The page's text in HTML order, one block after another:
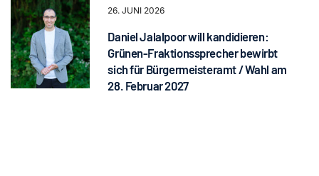
26. JUNI 2026
Daniel Jalalpoor will kandidieren:
Grünen-Fraktionssprecher bewirbt
sich für Bürgermeisteramt / Wahl am
28. Februar 2027